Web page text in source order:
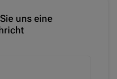
uns eine